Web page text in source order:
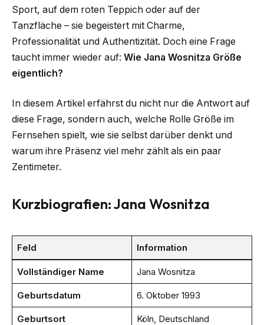
Sport, auf dem roten Teppich oder auf der
Tanzfläche – sie begeistert mit Charme,
Professionalität und Authentizität. Doch eine Frage
taucht immer wieder auf: Wie Jana Wosnitza Größe
eigentlich?
In diesem Artikel erfährst du nicht nur die Antwort auf
diese Frage, sondern auch, welche Rolle Größe im
Fernsehen spielt, wie sie selbst darüber denkt und
warum ihre Präsenz viel mehr zählt als ein paar
Zentimeter.
Kurzbiografien: Jana Wosnitza
Feld Information
Vollständiger Name Jana Wosnitza
Geburtsdatum 6. Oktober 1993
Geburtsort Köln, Deutschland